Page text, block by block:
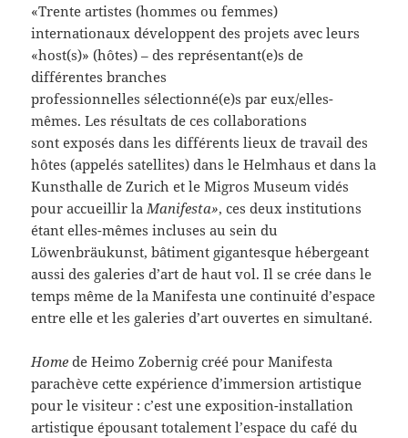
«Trente artistes (hommes ou femmes)
internationaux développent des projets avec leurs
«host(s)» (hôtes) – des représentant(e)s de
différentes branches
professionnelles sélectionné(e)s par eux/elles-
mêmes. Les résultats de ces collaborations
sont exposés dans les différents lieux de travail des
hôtes (appelés satellites) dans le Helmhaus et dans la
Kunsthalle de Zurich et le Migros Museum vidés
pour accueillir la Manifesta», ces deux institutions
étant elles-mêmes incluses au sein du
Löwenbräukunst, bâtiment gigantesque hébergeant
aussi des galeries d’art de haut vol. Il se crée dans le
temps même de la Manifesta une continuité d’espace
entre elle et les galeries d’art ouvertes en simultané.
Home de Heimo Zobernig créé pour Manifesta
parachève cette expérience d’immersion artistique
pour le visiteur : c’est une exposition-installation
artistique épousant totalement l’espace du café du